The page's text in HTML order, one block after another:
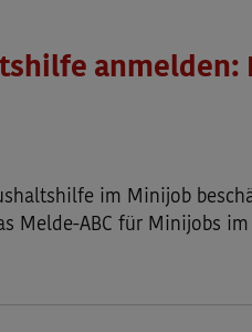
anmelden:
im Minijob
Melde-ABC für Minijobs